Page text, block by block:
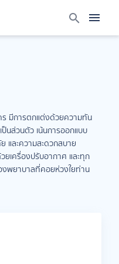
มีการตกแต่งด้วยความทัน
นส่วนตัว เน้นการออกแบบ
และความสะดวกสบาย
ยเครื่องปรับอากาศ และทุก
งพยาบาลที่คอยห่วงใยท่าน